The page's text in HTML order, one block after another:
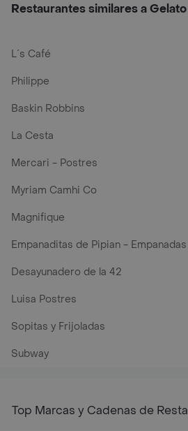
Restaurantes similares a
L´s Café
Philippe
Baskin Robbins
La Cesta
Mercari - Postres
Myriam Camhi Co
Magnifique
Empanaditas de Pipian - Empanadas
Desayunadero de la 42
Luisa Postres
Sopitas y Frijoladas
Subway
Top Marcas y Cadenas de